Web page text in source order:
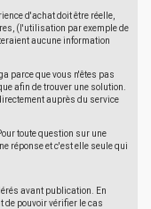
d'achat doit être réelle,
(l'utilisation par exemple de
aucune information
parce que vous n'êtes pas
afin de trouver une solution.
auprès du service
Pour toute question sur une
réponse et c'est elle seule qui
avant publication. En
de pouvoir vérifier le cas